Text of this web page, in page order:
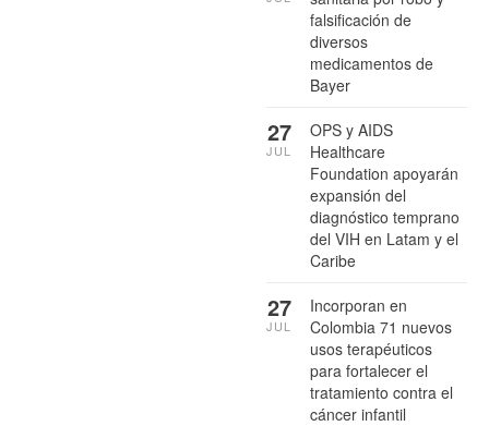
falsificación de
diversos
medicamentos de
Bayer
OPS y AIDS
Healthcare
Foundation apoyarán
expansión del
diagnóstico temprano
del VIH en Latam y el
Caribe
27
JUL
Incorporan en
Colombia 71 nuevos
usos terapéuticos
para fortalecer el
tratamiento contra el
cáncer infantil
27
JUL